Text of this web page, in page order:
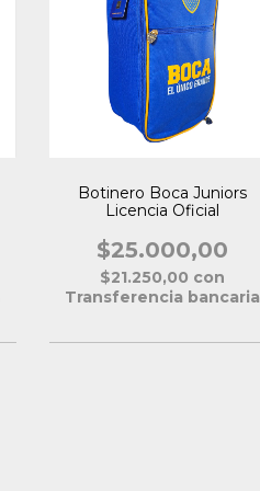
Botinero Boca Juniors
Licencia Oficial
$25.000,00
$21.250,00 con
Transferencia bancaria